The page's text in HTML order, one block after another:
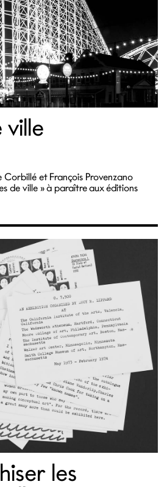
ville
Corbillé et François Provenzano
de ville » à paraître aux éditions
les